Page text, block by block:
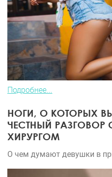
Подробнее...
НОГИ, О КОТОРЫХ
ЧЕСТНЫЙ РАЗГОВОР
ХИРУРГОМ
О чем думают девушки в